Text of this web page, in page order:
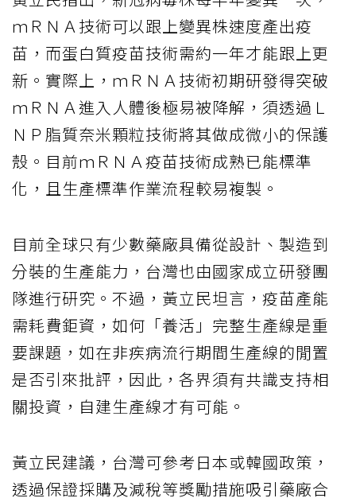
ｍＲＮＡ技術可以跟上變異株速度產出疫
苗，而蛋白質疫苗技術需約一年才能跟上更
新。實際上，ｍＲＮＡ技術初期研發得突破
ｍＲＮＡ進入人體後極易被降解，須透過Ｌ
ＮＰ脂質奈米顆粒技術將其做成微小的保護
殼。目前ｍＲＮＡ疫苗技術成熟已能標準
化，且生產標準作業流程較易複製。
目前全球只有少數藥廠具備從設計、製造到
分裝的生產能力，台灣也由國家成立研發團
隊進行研究。不過，黃立民坦言，疫苗產能
需耗費鉅資，如何「養活」完整生產線是重
要課題，如在非疾病流行期間生產線的閒置
是否引來批評，因此，各界須有共識支持相
關投資，自建生產線才有可能。
黃立民建議，台灣可參考日本或韓國政策，
透過保證採購及減稅等獎勵措施吸引藥廠合